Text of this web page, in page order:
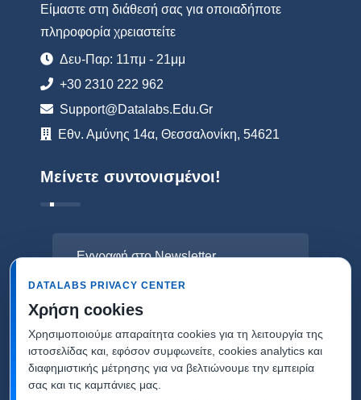
Είμαστε στη διάθεσή σας για οποιαδήποτε
πληροφορία χρειαστείτε
Δευ-Παρ: 11πμ - 21μμ
+30 2310 222 962
Support@datalabs.edu.gr
Εθν. Αμύνης 14α, Θεσσαλονίκη, 54621
Μείνετε συντονισμένοι!
Εγγραφή στο Newsletter
DATALABS PRIVACY CENTER
Χρήση cookies
Χρησιμοποιούμε απαραίτητα cookies για τη λειτουργία της
ιστοσελίδας και, εφόσον συμφωνείτε, cookies analytics και
διαφημιστικής μέτρησης για να βελτιώνουμε την εμπειρία
σας και τις καμπάνιες μας.